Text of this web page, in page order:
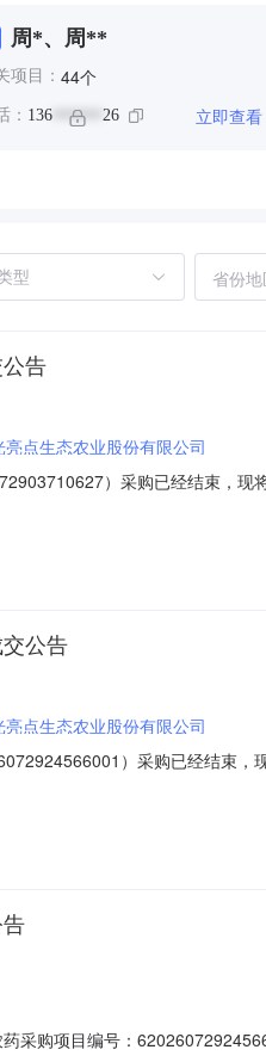
周*、周**
项目： 44个
： 136 ****** 26 立即查看
省份地
告
亮点生态农业股份有限公司
）采购已经结束，现
二、采购单位信息采购单位名
公告
亮点生态农业股份有限公司
）采购已经结束，
二、采购单位信息采购单位
采购项目编号：